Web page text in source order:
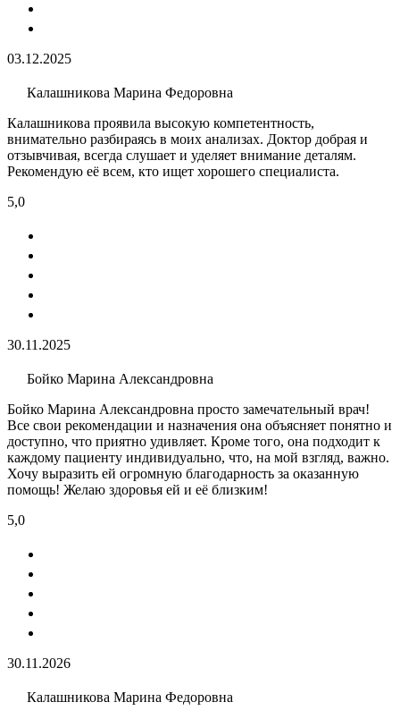
03.12.2025
Калашникова Марина Федоровна
Калашникова проявила высокую компетентность,
внимательно разбираясь в моих анализах. Доктор добрая и
отзывчивая, всегда слушает и уделяет внимание деталям.
Рекомендую её всем, кто ищет хорошего специалиста.
5,0
30.11.2025
Бойко Марина Александровна
Бойко Марина Александровна просто замечательный врач!
Все свои рекомендации и назначения она объясняет понятно и
доступно, что приятно удивляет. Кроме того, она подходит к
каждому пациенту индивидуально, что, на мой взгляд, важно.
Хочу выразить ей огромную благодарность за оказанную
помощь! Желаю здоровья ей и её близким!
5,0
30.11.2026
Калашникова Марина Федоровна